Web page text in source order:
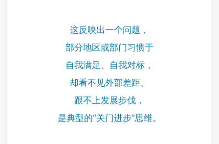
这反映出一个问题，
部分地区或部门习惯于
自我满足、自我对标，
却看不见外部差距、
跟不上发展步伐，
是典型的“关门进步”思维。